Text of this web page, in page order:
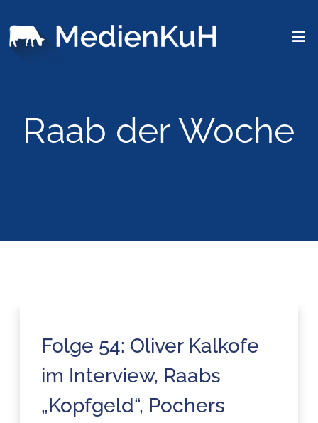
Raab der Woche
Folge 54: Oliver Kalkofe
im Interview, Raabs
„Kopfgeld“, Pochers